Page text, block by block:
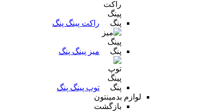
راکت پینگ پنگ
میز پینگ پنگ
توپ پینگ پنگ
لوازم بدمینتون
بازگشت